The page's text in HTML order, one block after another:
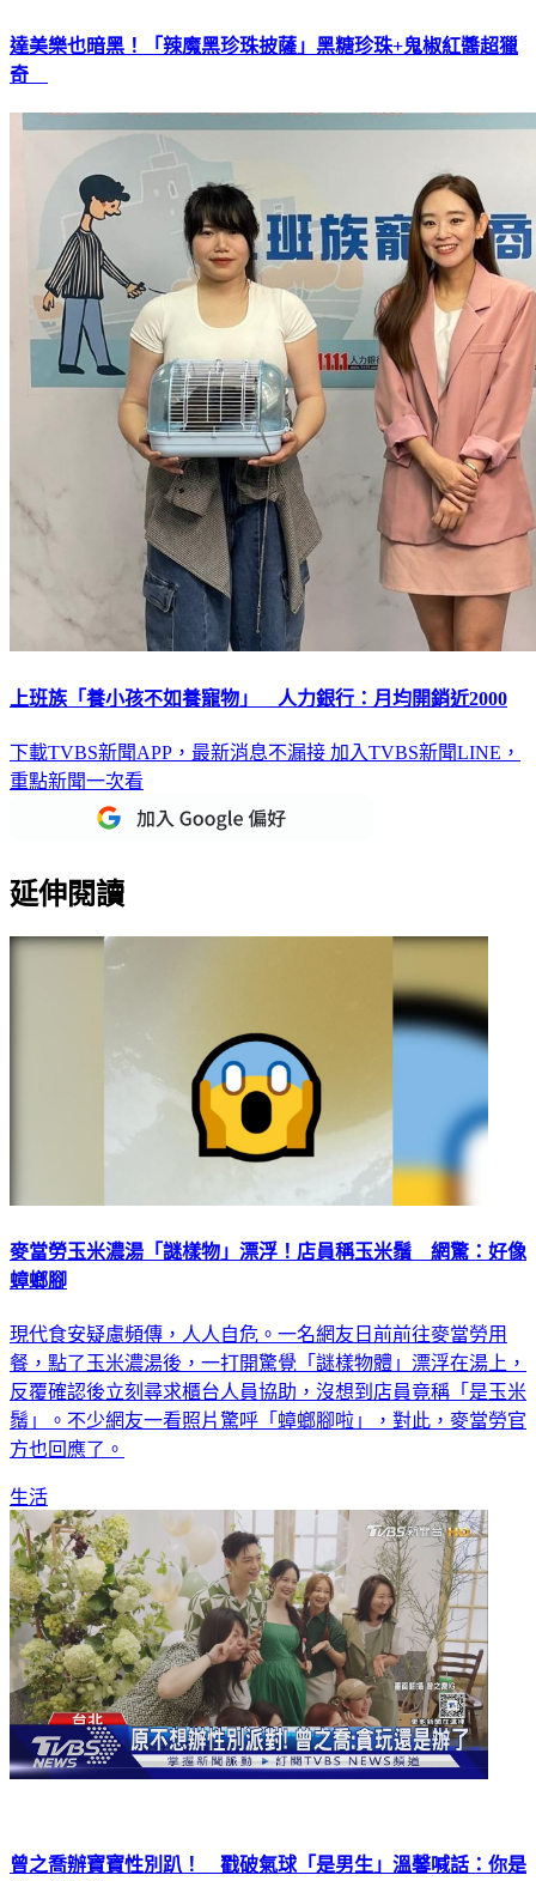
達美樂也暗黑！「辣魔黑珍珠披薩」黑糖珍珠+鬼椒紅醬超獵
下載TVBS新聞APP，最新消息不漏接
重點新聞一次看
麥當勞玉米濃湯「謎樣物」漂浮！店員稱玉米鬚 網驚：好像
現代食安疑慮頻傳，人人自危。一名網友日前前往麥當勞用
餐，點了玉米濃湯後，一打開驚覺「謎樣物體」漂浮在湯上，
反覆確認後立刻尋求櫃台人員協助，沒想到店員竟稱「是玉米
鬚」。不少網友一看照片驚呼「蟑螂腳啦」，對此，麥當勞官
生活